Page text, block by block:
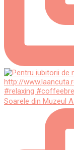
Soarele din